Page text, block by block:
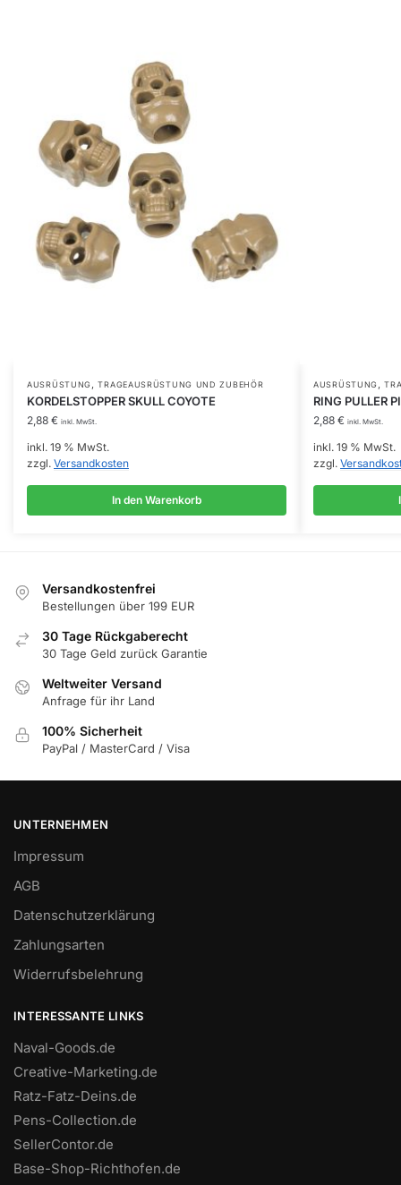
AUSRÜSTUNG,TRAGEAUSRÜSTUNG UND ZUBEHÖR
KORDELSTOPPER SKULL COYOTE
2,88 € inkl. MwSt.
inkl. 19 % MwSt.
zzgl. Versandkosten
In den Warenkorb
AUSRÜSTUNG,
RING PULLER
2,88 € inkl. MwSt.
inkl. 19 % MwSt.
zzgl.
Versandkostenfrei
Bestellungen über 199 EUR
30 Tage Rückgaberecht
30 Tage Geld zurück Garantie
Weltweiter Versand
Anfrage für ihr Land
100% Sicherheit
PayPal / MasterCard / Visa
UNTERNEHMEN
Impressum
AGB
Datenschutzerklärung
Zahlungsarten
Widerrufsbelehrung
INTERESSANTE LINKS
Naval-Goods.de
Creative-Marketing.de
Ratz-Fatz-Deins.de
Pens-Collection.de
SellerContor.de
Base-Shop-Richthofen.de